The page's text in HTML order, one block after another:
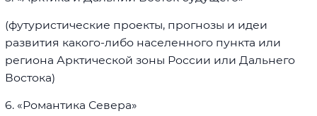
(футуристические проекты, прогнозы и идеи
развития какого-либо населенного пункта или
региона Арктической зоны России или Дальнего
Востока)
6. «Романтика Севера»